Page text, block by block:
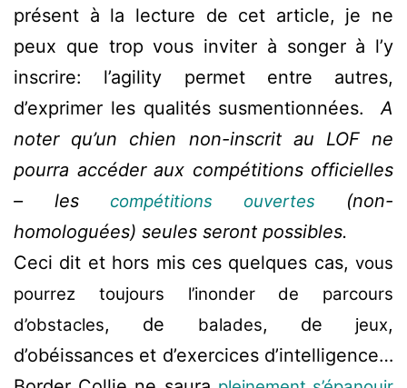
présent à la lecture de cet article, je ne
peux que trop vous inviter à songer à l’y
inscrire: l’agility permet entre autres,
d’exprimer les qualités susmentionnées.A
noter qu’un chien non-inscrit au LOF ne
pourra accéder aux compétitions officielles
– les compétitions ouvertes (non-
homologuées) seules seront possibles.
Ceci dit et hors mis ces quelques cas, vous
pourrez toujours l’inonder de parcours
d’obstacles, de balades, de jeux,
d’obéissances et d’exercices d’intelligence…